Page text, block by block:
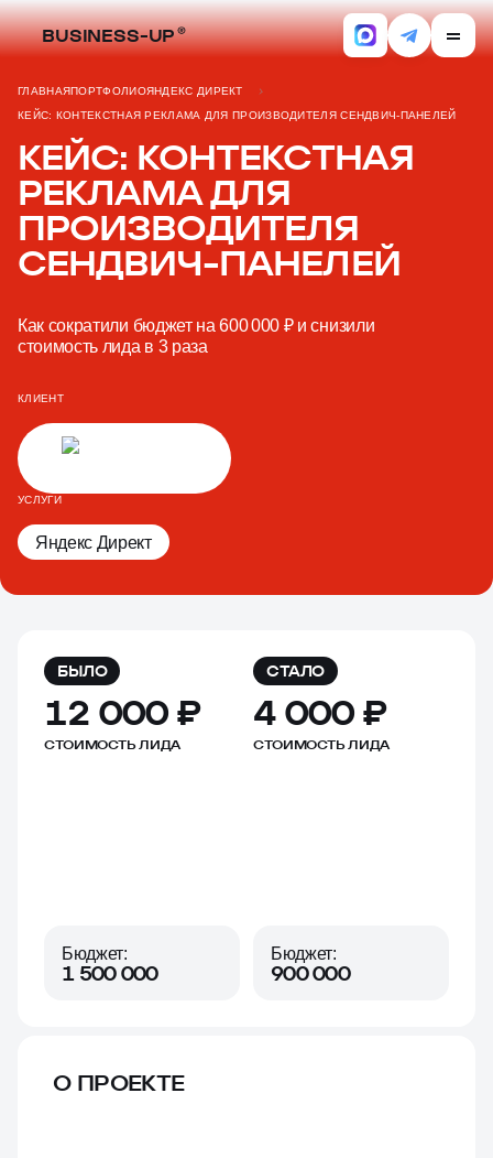
BUSINESS-UP
ГЛАВНАЯПОРТФОЛИОЯНДЕКС ДИРЕКТ
КЕЙС: КОНТЕКСТНАЯ РЕКЛАМА ДЛЯ ПРОИЗВОДИТЕЛЯ СЕНДВИЧ-ПАНЕЛЕЙ
КЕЙС: КОНТЕКСТНАЯ
РЕКЛАМА ДЛЯ
ПРОИЗВОДИТЕЛЯ
СЕНДВИЧ-ПАНЕЛЕЙ
Как сократили бюджет на 600 000 ₽ и снизили
стоимость лида в 3 раза
КЛИЕНТ
УСЛУГИ
Яндекс Директ
БЫЛО
12 000 ₽
СТОИМОСТЬ ЛИДА
Бюджет:
1 500 000
СТАЛО
4 000 ₽
СТОИМОСТЬ ЛИДА
Бюджет:
900 000
О ПРОЕКТЕ